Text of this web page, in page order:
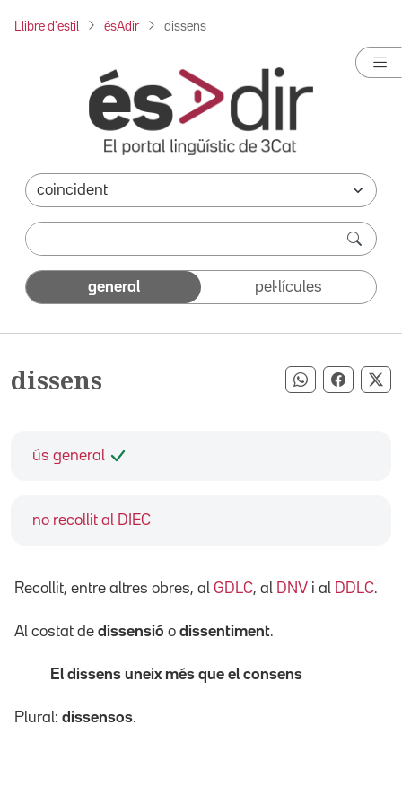
Llibre d'estil ésAdir dissens
general pel·lícules
dissens Compartir
ús general
no recollit al DIEC
Recollit, entre altres obres, al GDLC, al DNV i al DDLC.
Al costat de dissensió o dissentiment.
El dissens uneix més que el consens
Plural: dissensos.